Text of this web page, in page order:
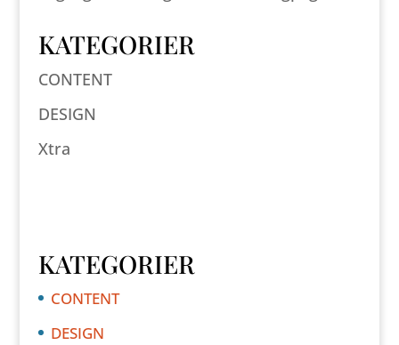
KATEGORIER
CONTENT
DESIGN
Xtra
KATEGORIER
CONTENT
DESIGN